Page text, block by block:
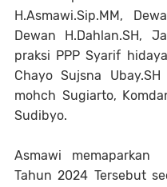
H.Asmawi.Sip.MM,
Dewan H.Dahlan.SH,
praksi PPP Syarif
Chayo Sujsna
mohch Sugiarto,
Sudibyo.
Asmawi memaparkan
Tahun 2024 Tersebut